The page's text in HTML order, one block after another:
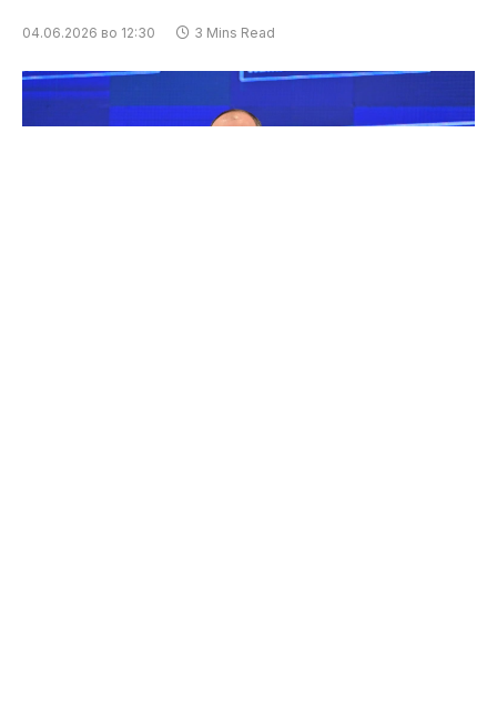
04.06.2026 во 12:30 3 Mins Read